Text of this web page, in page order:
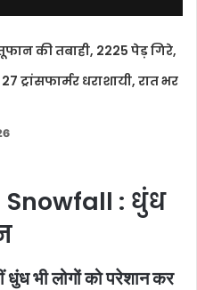
की तबाही, 2225 पेड़ गिरे,
ट्रांसफार्मर धराशायी, रात भर
: धुंध
भी लोगों को परेशान कर